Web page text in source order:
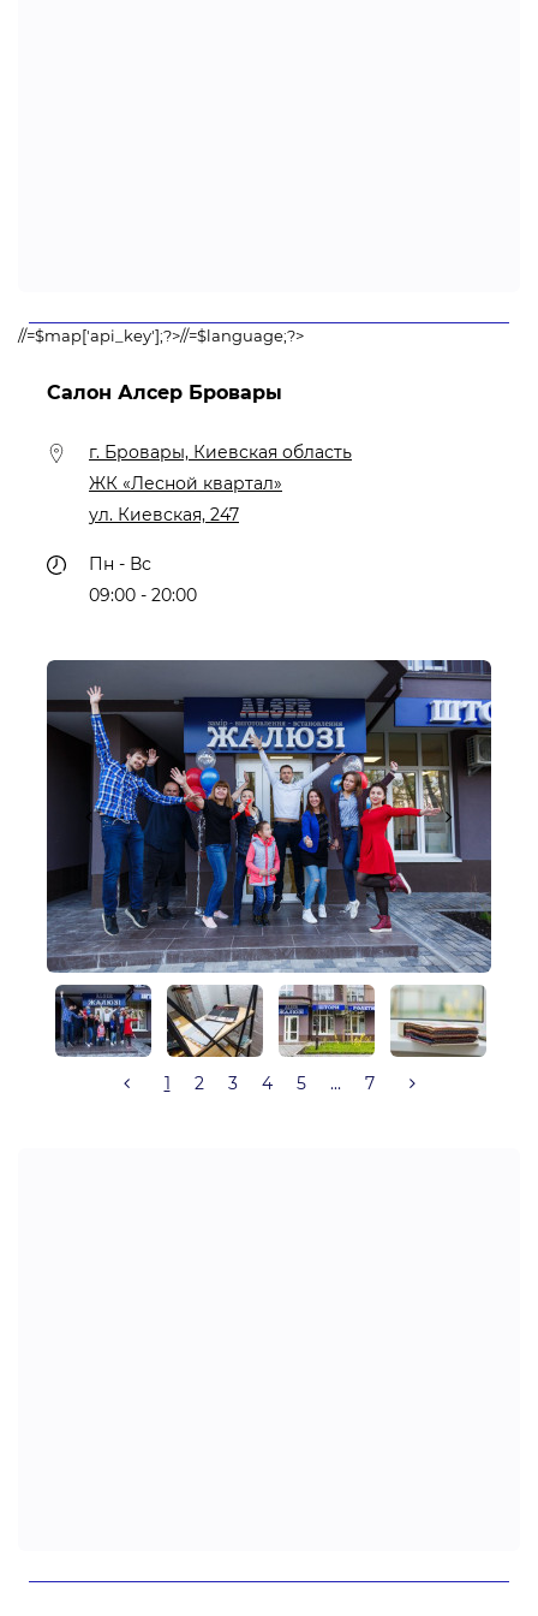
//=$map['api_key'];?>//=$language;?>
Салон Алсер Бровары
г. Бровары, Киевская область
ЖК «Лесной квартал»
ул. Киевская, 247
Пн - Вс
09:00 - 20:00
1 2 3 4 5 ... 7